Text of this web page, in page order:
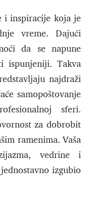
i inspiracije koja je
vreme. Dajući
da se napune
ispunjeniji. Takva
najdraži
samopoštovanje
sferi.
za dobrobit
ramenima. Vaša
vedrine i
izgubio